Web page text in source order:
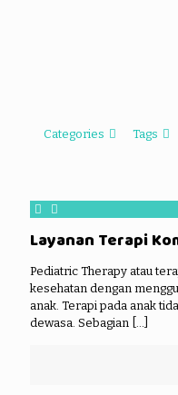
Categories Tags
Layanan Terapi
Pediatric Therapy atau
kesehatan dengan
anak. Terapi pada anak
dewasa. Sebagian